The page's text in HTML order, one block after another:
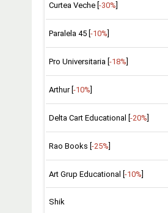
Curtea Veche [ -30%
Paralela 45 [ -10%
Pro Universitaria [ -18%
Arthur [ -10%
Delta Cart Educational [ -20%
Rao Books [-25%]
Art Grup Educational [-10%]
Shik